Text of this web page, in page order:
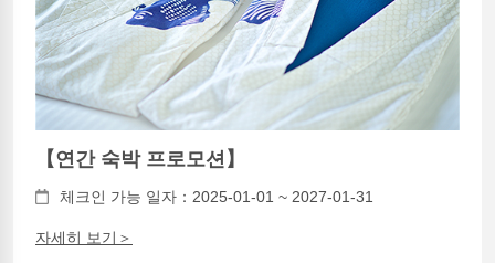
【연간 숙박 프로모션】
체크인 가능 일자：2025-01-01 ~ 2027-01-31
자세히 보기＞